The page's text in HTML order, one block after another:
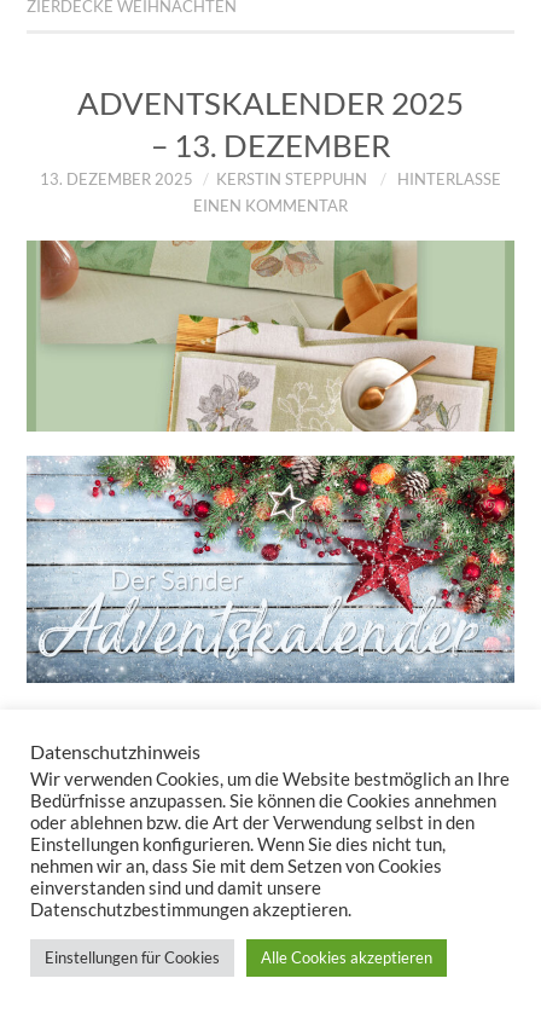
ZIERDECKE WEIHNACHTEN
ADVENTSKALENDER 2025
– 13. DEZEMBER
13. DEZEMBER 2025 KERSTIN STEPPUHN
HINTERLASSE
EINEN KOMMENTAR
24 Türchen – 24 tolle Überraschungen!
Auch in diesem Jahr bringt unser Adventskalender-Newsletter
täglich kleine Freuden – ganz ohne Schokolade. Sie erhalten nicht
nur Rabatte, sondern auch Inspirationen, wie Tischwäsche und
Kissen Ihr Zuhause in eine gemütliche Winteroase verwandeln.
Lassen Sie uns zusammen den Zauber der Vorweihnachtszeit
auspacken – Türchen für Türchen!
Datenschutzhinweis
Wir verwenden Cookies, um die Website bestmöglich an Ihre
Bedürfnisse anzupassen. Sie können die Cookies annehmen
oder ablehnen bzw. die Art der Verwendung selbst in den
Einstellungen konfigurieren. Wenn Sie dies nicht tun,
nehmen wir an, dass Sie mit dem Setzen von Cookies
einverstanden sind und damit unsere
Datenschutzbestimmungen akzeptieren.
Einstellungen für Cookies Alle Cookies akzeptieren